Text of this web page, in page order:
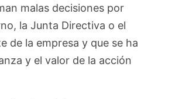
malas decisiones por
la Junta Directiva o el
de la empresa y que se ha
y el valor de la acción